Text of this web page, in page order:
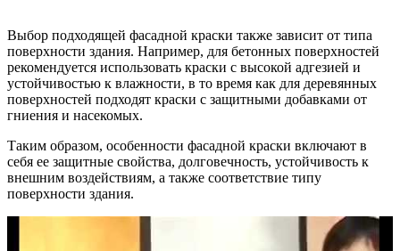
Выбор подходящей фасадной краски также зависит от типа
поверхности здания. Например, для бетонных поверхностей
рекомендуется использовать краски с высокой адгезией и
устойчивостью к влажности, в то время как для деревянных
поверхностей подходят краски с защитными добавками от
гниения и насекомых.
Таким образом, особенности фасадной краски включают в
себя ее защитные свойства, долговечность, устойчивость к
внешним воздействиям, а также соответствие типу
поверхности здания.